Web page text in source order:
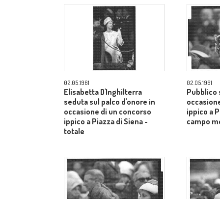
02.05.1961
Elisabetta D'Inghilterra
seduta sul palco d'onore in
occasione di un concorso
ippico a Piazza di Siena -
totale
02.05.1961
Pubblico
ippico a
campo